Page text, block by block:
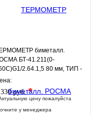
биметалл.
БТ-41.211(0-
2.64.1,5 80 мм, ТИП -
41 корпус - хромированная
руб.*
цену пожалуйста
у менеджера